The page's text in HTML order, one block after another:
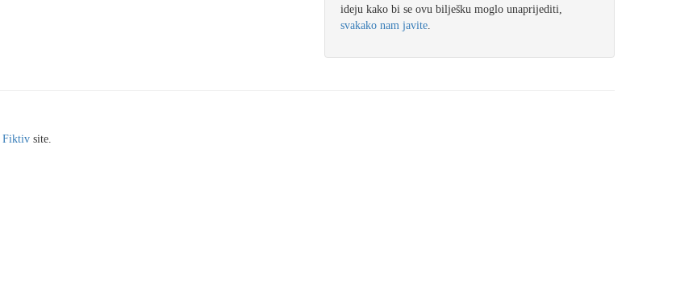
ideju kako bi se ovu bilješku moglo unaprijediti,
svakako nam javite.
Fiktiv site.